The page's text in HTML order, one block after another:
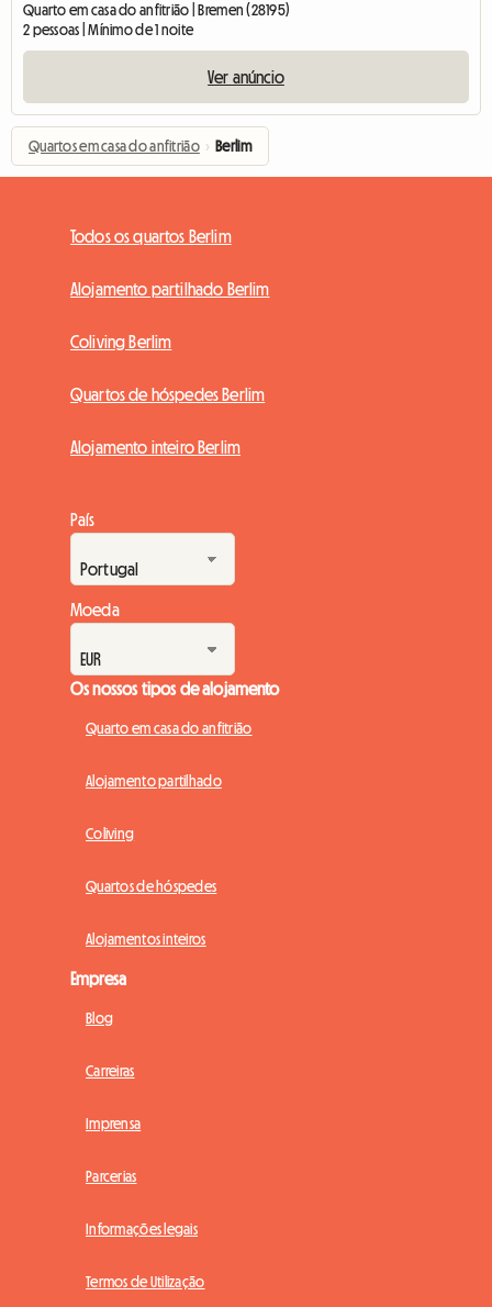
Quarto em casa do anfitrião | Bremen (28195)
2 pessoas | Mínimo de 1 noite
Ver anúncio
Quartos em casa do anfitrião › Berlim
Todos os quartos Berlim
Alojamento partilhado Berlim
Coliving Berlim
Quartos de hóspedes Berlim
Alojamento inteiro Berlim
País
Moeda
Os nossos tipos de alojamento
Quarto em casa do anfitrião
Alojamento partilhado
Coliving
Quartos de hóspedes
Alojamentos inteiros
Empresa
Blog
Carreiras
Imprensa
Parcerias
Informações legais
Termos de Utilização